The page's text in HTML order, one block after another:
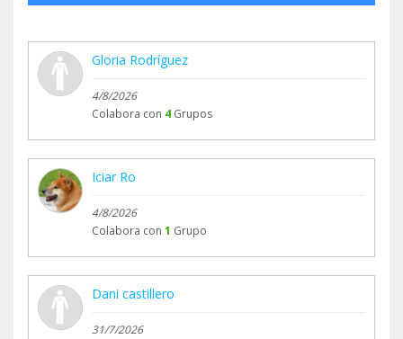
Gloria Rodríguez
4/8/2026
Colabora con 4 Grupos
Iciar Ro
4/8/2026
Colabora con 1 Grupo
Dani castillero
31/7/2026